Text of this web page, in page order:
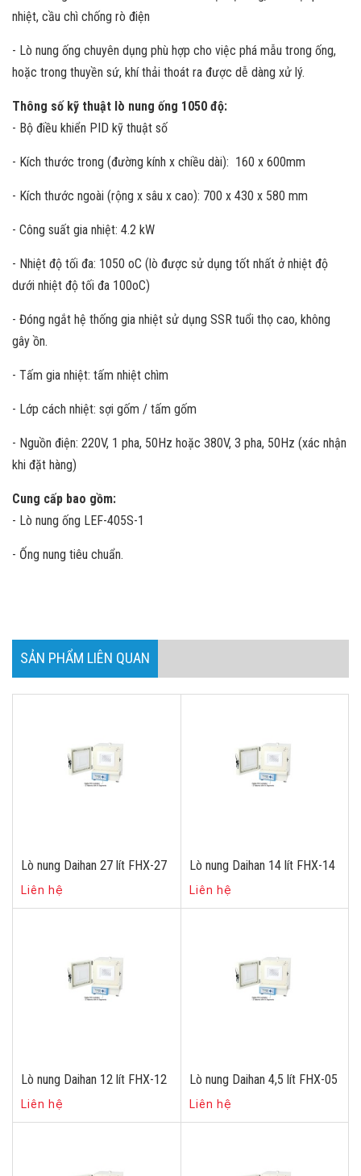
nhiệt, cầu chì chống rò điện
- Lò nung ống chuyên dụng phù hợp cho việc phá mẫu trong ống,
hoặc trong thuyền sứ, khí thải thoát ra được dễ dàng xử lý.
Thông số kỹ thuật lò nung ống 1050 độ:
- Bộ điều khiển PID kỹ thuật số
- Kích thước trong (đường kính x chiều dài): 160 x 600mm
- Kích thước ngoài (rộng x sâu x cao): 700 x 430 x 580 mm
- Công suất gia nhiệt: 4.2 kW
- Nhiệt độ tối đa: 1050 oC (lò được sử dụng tốt nhất ở nhiệt độ
dưới nhiệt độ tối đa 100oC)
- Đóng ngắt hệ thống gia nhiệt sử dụng SSR tuổi thọ cao, không
gây ồn.
- Tấm gia nhiệt: tấm nhiệt chìm
- Lớp cách nhiệt: sợi gốm / tấm gốm
- Nguồn điện: 220V, 1 pha, 50Hz hoặc 380V, 3 pha, 50Hz (xác nhận
khi đặt hàng)
Cung cấp bao gồm:
- Lò nung ống LEF-405S-1
- Ống nung tiêu chuẩn.
SẢN PHẨM LIÊN QUAN
Lò nung Daihan 27 lít FHX-27
Liên hệ
Lò nung Daihan 14 lít FHX-14
Liên hệ
Lò nung Daihan 12 lít FHX-12
Liên hệ
Lò nung Daihan 4,5 lít FHX-05
Liên hệ